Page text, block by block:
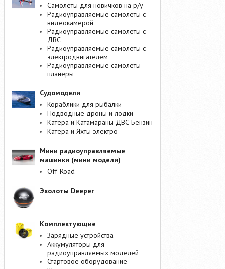
Самолеты для новичков на р/у
Радиоуправляемые самолеты с
видеокамерой
Радиоуправляемые самолеты с
ДВС
Радиоуправляемые самолеты с
электродвигателем
Радиоуправляемые самолеты-
планеры
Судомодели
Кораблики для рыбалки
Подводные дроны и лодки
Катера и Катамараны ДВС Бензин
Катера и Яхты электро
Мини радиоуправляемые
машинки (мини модели)
Off-Road
Эхолоты Deeper
Комплектующие
Зарядные устройства
Аккумуляторы для
радиоуправляемых моделей
Стартовое оборудование